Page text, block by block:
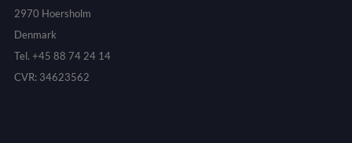
2970 Hoersholm
Denmark
Tel. +45 88 74 24 14
CVR: 34623562